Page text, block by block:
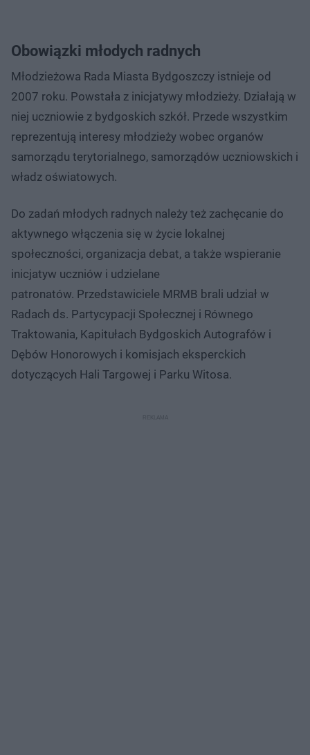
Obowiązki młodych radnych
Młodzieżowa Rada Miasta Bydgoszczy istnieje od
2007 roku. Powstała z inicjatywy młodzieży. Działają w
niej uczniowie z bydgoskich szkół. Przede wszystkim
reprezentują interesy młodzieży wobec organów
samorządu terytorialnego, samorządów uczniowskich i
władz oświatowych.
Do zadań młodych radnych należy też zachęcanie do
aktywnego włączenia się w życie lokalnej
społeczności, organizacja debat, a także wspieranie
inicjatyw uczniów i udzielane
patronatów. Przedstawiciele MRMB brali udział w
Radach ds. Partycypacji Społecznej i Równego
Traktowania, Kapitułach Bydgoskich Autografów i
Dębów Honorowych i komisjach eksperckich
dotyczących Hali Targowej i Parku Witosa.